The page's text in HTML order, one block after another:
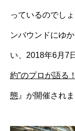
っているのでし
ンバウンドにゆ
い、2018年6月7
約”のプロが語る
態 』が開催されま